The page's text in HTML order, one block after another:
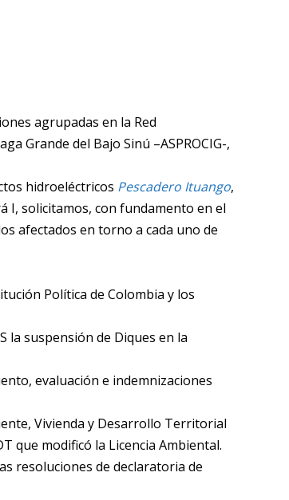
agrupadas en la Red
Grande del Bajo Sinú –ASPROCIG-,
hidroeléctricos Pescadero Ituango,
I, solicitamos, con fundamento en el
afectados en torno a cada uno de
Política de Colombia y los
la suspensión de Diques en la
evaluación e indemnizaciones
Vivienda y Desarrollo Territorial
que modificó la Licencia Ambiental.
resoluciones de declaratoria de